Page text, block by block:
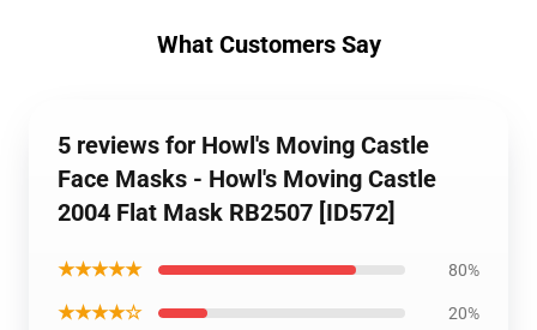
What Customers Say
5 reviews for Howl's Moving Castle
Face Masks - Howl's Moving Castle
2004 Flat Mask RB2507 [ID572]
★★★★★ 80%
★★★★☆ 20%